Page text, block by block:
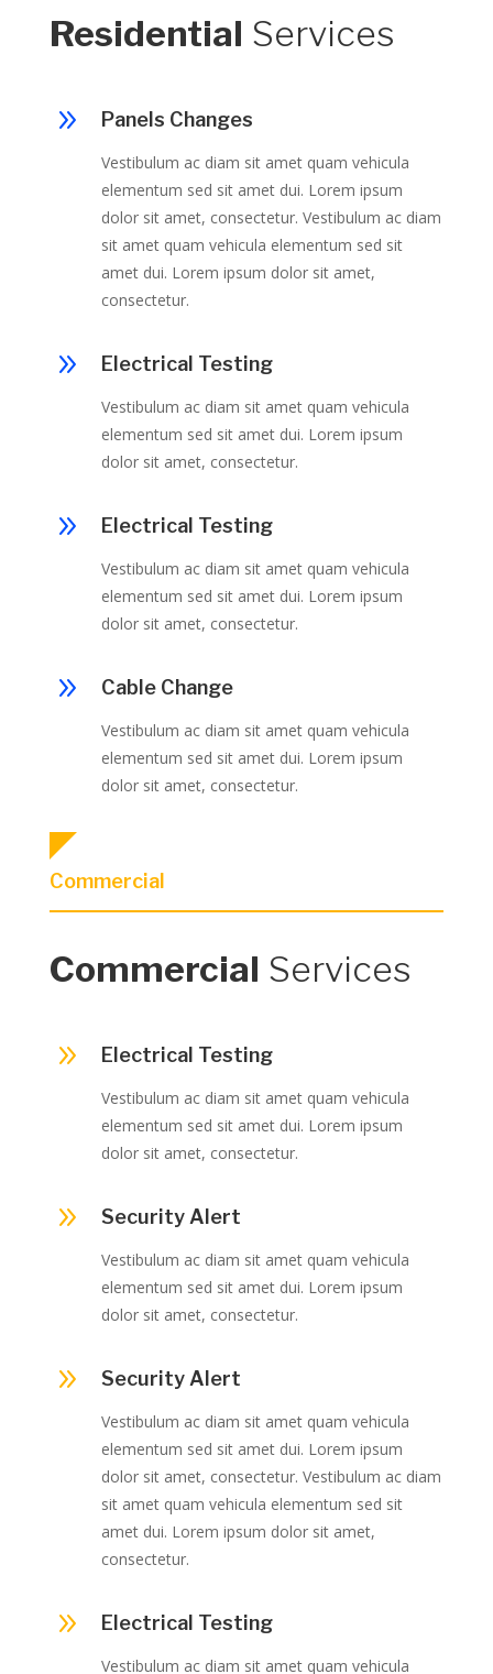
Residential Services
9 Panels Changes
Vestibulum ac diam sit amet quam vehicula
elementum sed sit amet dui. Lorem ipsum
dolor sit amet, consectetur. Vestibulum ac diam
sit amet quam vehicula elementum sed sit
amet dui. Lorem ipsum dolor sit amet,
consectetur.
9 Electrical Testing
Vestibulum ac diam sit amet quam vehicula
elementum sed sit amet dui. Lorem ipsum
dolor sit amet, consectetur.
9 Electrical Testing
Vestibulum ac diam sit amet quam vehicula
elementum sed sit amet dui. Lorem ipsum
dolor sit amet, consectetur.
9 Cable Change
Vestibulum ac diam sit amet quam vehicula
elementum sed sit amet dui. Lorem ipsum
dolor sit amet, consectetur.
Commercial
Commercial Services
9 Electrical Testing
Vestibulum ac diam sit amet quam vehicula
elementum sed sit amet dui. Lorem ipsum
dolor sit amet, consectetur.
9 Security Alert
Vestibulum ac diam sit amet quam vehicula
elementum sed sit amet dui. Lorem ipsum
dolor sit amet, consectetur.
9 Security Alert
Vestibulum ac diam sit amet quam vehicula
elementum sed sit amet dui. Lorem ipsum
dolor sit amet, consectetur. Vestibulum ac diam
sit amet quam vehicula elementum sed sit
amet dui. Lorem ipsum dolor sit amet,
consectetur.
9 Electrical Testing
Vestibulum ac diam sit amet quam vehicula